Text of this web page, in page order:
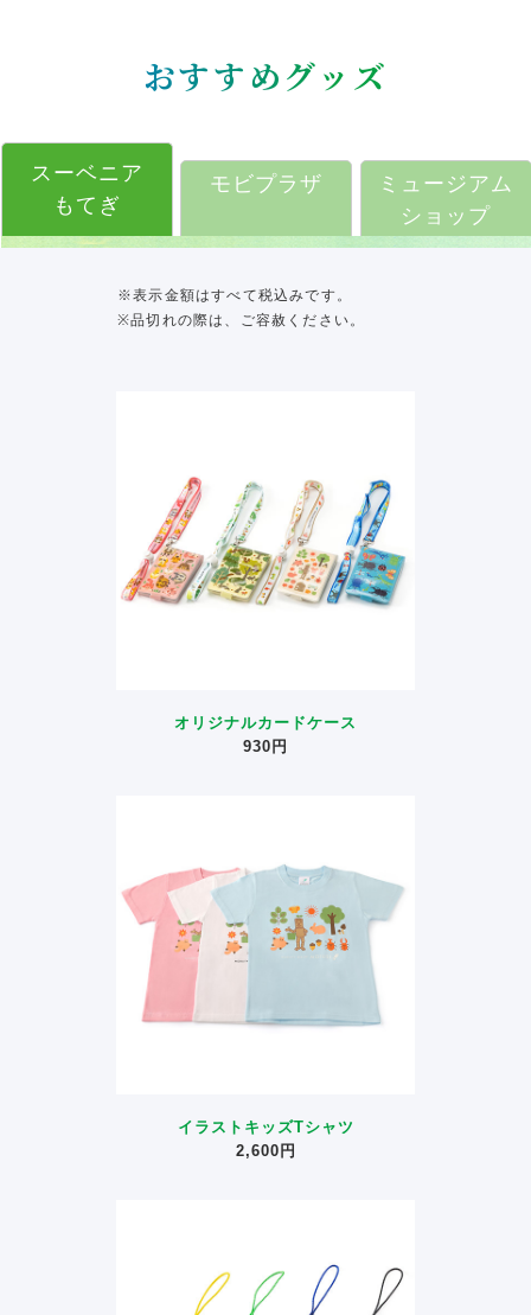
おすすめグッズ
スーベニア
もてぎ
モビプラザ
ミュージアム
ショップ
※表示金額はすべて税込みです。
※品切れの際は、ご容赦ください。
オリジナルカードケース
930円
イラストキッズTシャツ
2,600円